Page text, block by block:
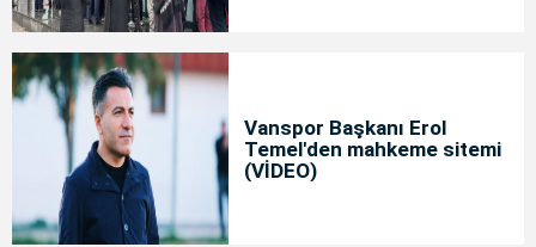
Vanspor Başkanı Erol
Temel'den mahkeme sitemi
(VİDEO)